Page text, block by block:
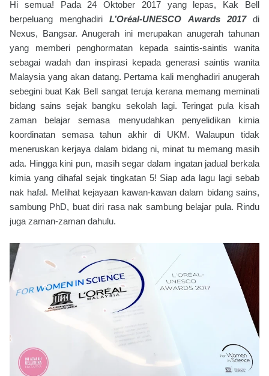
Hi semua! Pada 24 Oktober 2017 yang lepas, Kak Bell
berpeluang menghadiriL’Oréal-UNESCO Awards 2017di
Nexus, Bangsar. Anugerah ini merupakan anugerah tahunan
yang memberi penghormatan kepada saintis-saintis wanita
sebagai wadah dan inspirasi kepada generasi saintis wanita
Malaysia yang akan datang. Pertama kali menghadiri anugerah
sebegini buat Kak Bell sangat teruja kerana memang meminati
bidang sains sejak bangku sekolah lagi. Teringat pula kisah
zaman belajar semasa menyudahkan penyelidikan kimia
koordinatan semasa tahun akhir di UKM. Walaupun tidak
meneruskan kerjaya dalam bidang ni, minat tu memang masih
ada. Hingga kini pun, masih segar dalam ingatan jadual berkala
kimia yang dihafal sejak tingkatan 5! Siap ada lagu lagi sebab
nak hafal. Melihat kejayaan kawan-kawan dalam bidang sains,
sambung PhD, buat diri rasa nak sambung belajar pula. Rindu
juga zaman-zaman dahulu.